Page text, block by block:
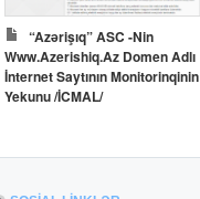
“Azərişıq” ASC -nin
Www.azerishiq.az Domen Adlı
İnternet Saytının Monitorinqinin
Yekunu /İCMAL/